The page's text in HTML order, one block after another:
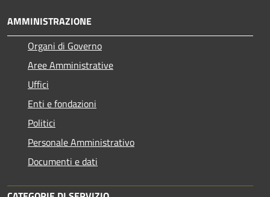
AMMINISTRAZIONE
Organi di Governo
Aree Amministrative
Uffici
Enti e fondazioni
Politici
Personale Amministrativo
Documenti e dati